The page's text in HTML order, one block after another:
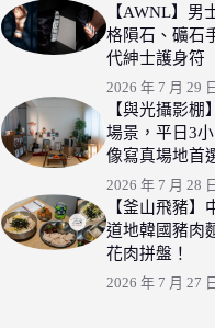
【AWNL】男
格隕石、礦石
代紳士護身符
2026 年 7 月 29 日
【與光攝影
場景，平日3
像寫真場地首
2026 年 7 月 28 日
【釜山飛豬】
道地韓國豬肉
花肉拼盤！
2026 年 7 月 27 日